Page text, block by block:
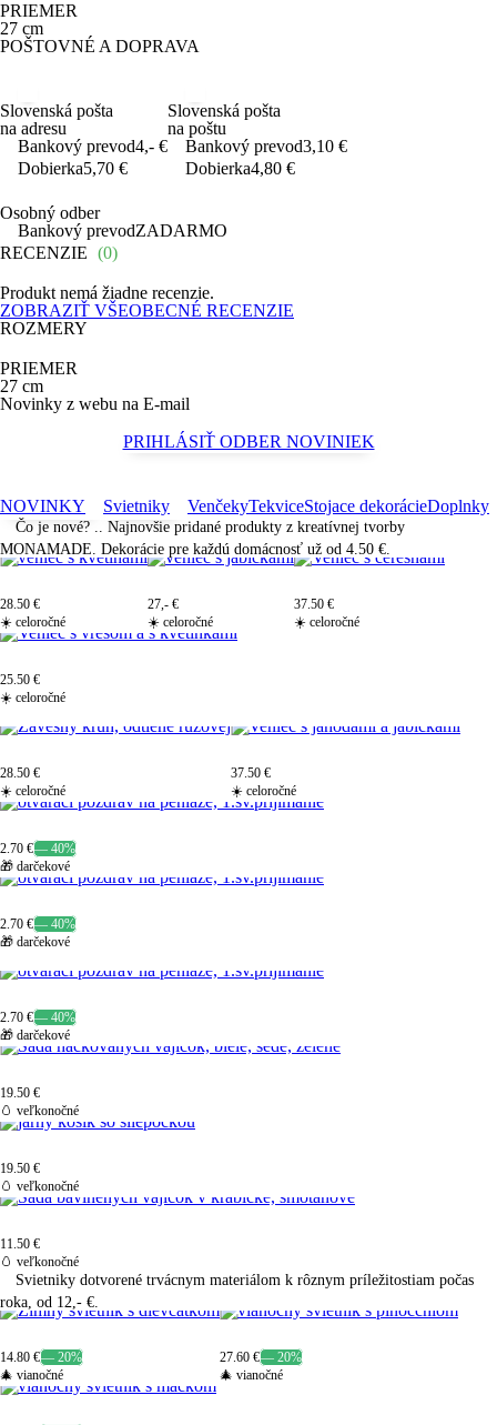
PRIEMER
27 cm
POŠTOVNÉ A DOPRAVA
Slovenská pošta
na adresu
Bankový prevod4,- €
Dobierka5,70 €
Slovenská pošta
na poštu
Bankový prevod3,10 €
Dobierka4,80 €
Osobný odber
Bankový prevodZADARMO
RECENZIE (0)
Produkt nemá žiadne recenzie.
ZOBRAZIŤ VŠEOBECNÉ RECENZIE
ROZMERY
PRIEMER
27 cm
Novinky z webu na E-mail
PRIHLÁSIŤ ODBER NOVINIEK
NOVINKY Svietniky VenčekyTekviceStojace dekorácieDoplnky
Čo je nové? .. Najnovšie pridané produkty z kreatívnej tvorby
MONAMADE. Dekorácie pre každú domácnosť už od 4.50 €.
28.50 €
☀️ celoročné
27,- €
☀️ celoročné
37.50 €
☀️ celoročné
25.50 €
☀️ celoročné
28.50 €
☀️ celoročné
37.50 €
☀️ celoročné
2.70 €— 40%
🎁 darčekové
2.70 €— 40%
🎁 darčekové
2.70 €— 40%
🎁 darčekové
19.50 €
🥚 veľkonočné
19.50 €
🥚 veľkonočné
11.50 €
🥚 veľkonočné
Svietniky dotvorené trvácnym materiálom k rôznym príležitostiam počas
roka, od 12,- €.
14.80 €— 20%
🎄 vianočné
27.60 €— 20%
🎄 vianočné